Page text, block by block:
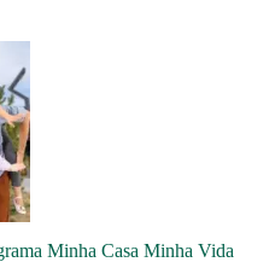
Minha Casa Minha Vida